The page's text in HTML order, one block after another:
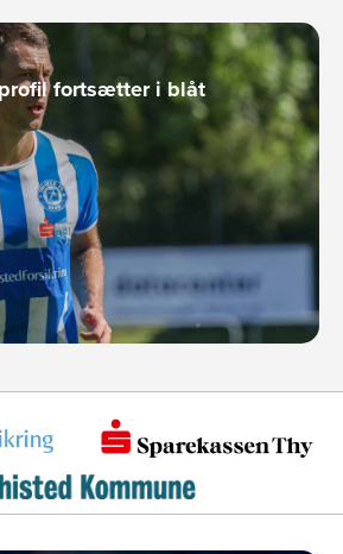
fortsætter i blåt